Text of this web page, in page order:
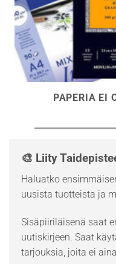
PAPERIA EI
🎨 Liity
Haluatko
uusista tuotteista ja
Sisäpiiriläisenä saat
uutiskirjeen. Saat
tarjouksia, joita ei